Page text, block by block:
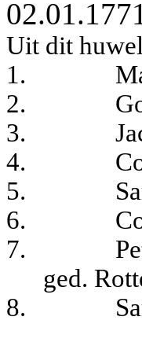
Uit dit
1.
2.
3.
4.
5.
6.
7.
ged.
8.